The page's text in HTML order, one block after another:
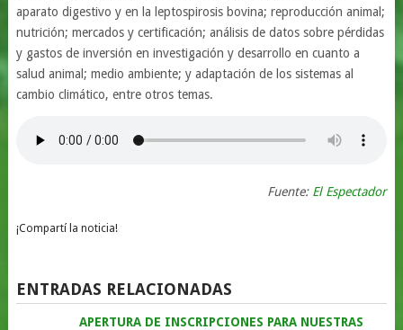
aparato digestivo y en la leptospirosis bovina; reproducción animal;
nutrición; mercados y certificación; análisis de datos sobre pérdidas
y gastos de inversión en investigación y desarrollo en cuanto a
salud animal; medio ambiente; y adaptación de los sistemas al
cambio climático, entre otros temas.
Fuente: El Espectador
¡Compartí la noticia!
ENTRADAS RELACIONADAS
APERTURA DE INSCRIPCIONES PARA NUESTRAS